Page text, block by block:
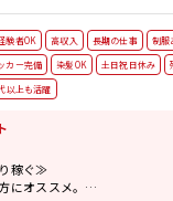
験者OK 高収入 長期の仕事 制服
カー完備
染髪OK 土日祝日休み
以上も活躍
稼ぐ≫
にオススメ。